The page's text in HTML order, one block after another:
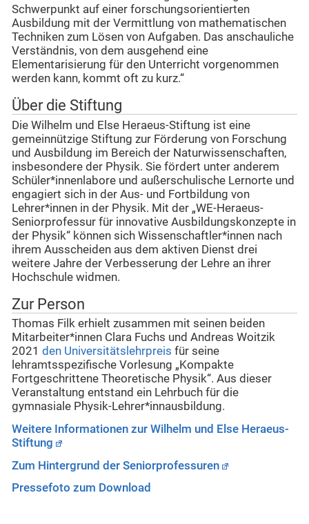
Schwerpunkt auf einer forschungsorientierten
Ausbildung mit der Vermittlung von mathematischen
Techniken zum Lösen von Aufgaben. Das anschauliche
Verständnis, von dem ausgehend eine
Elementarisierung für den Unterricht vorgenommen
werden kann, kommt oft zu kurz.“
Über die Stiftung
Die Wilhelm und Else Heraeus-Stiftung ist eine
gemeinnützige Stiftung zur Förderung von Forschung
und Ausbildung im Bereich der Naturwissenschaften,
insbesondere der Physik. Sie fördert unter anderem
Schüler*innenlabore und außerschulische Lernorte und
engagiert sich in der Aus- und Fortbildung von
Lehrer*innen in der Physik. Mit der „WE-Heraeus-
Seniorprofessur für innovative Ausbildungskonzepte in
der Physik“ können sich Wissenschaftler*innen nach
ihrem Ausscheiden aus dem aktiven Dienst drei
weitere Jahre der Verbesserung der Lehre an ihrer
Hochschule widmen.
Zur Person
Thomas Filk erhielt zusammen mit seinen beiden
Mitarbeiter*innen Clara Fuchs und Andreas Woitzik
2021 den Universitätslehrpreis für seine
lehramtsspezifische Vorlesung „Kompakte
Fortgeschrittene Theoretische Physik“. Aus dieser
Veranstaltung entstand ein Lehrbuch für die
gymnasiale Physik-Lehrer*innausbildung.
Weitere Informationen zur Wilhelm und Else Heraeus-
Stiftung
Zum Hintergrund der Seniorprofessuren
Pressefoto zum Download